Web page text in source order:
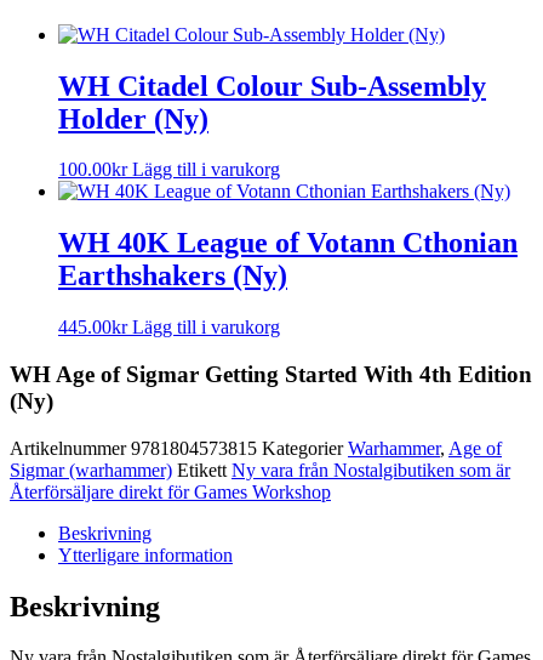
WH Citadel Colour Sub-Assembly
Holder (Ny)
100.00kr Lägg till i varukorg
WH 40K League of Votann Cthonian
Earthshakers (Ny)
445.00kr Lägg till i varukorg
WH Age of Sigmar Getting Started With 4th Edition
(Ny)
Artikelnummer9781804573815 Kategorier Warhammer, Age of
Sigmar (warhammer) Etikett Ny vara från Nostalgibutiken som är
Återförsäljare direkt för Games Workshop
Beskrivning
Ytterligare information
Beskrivning